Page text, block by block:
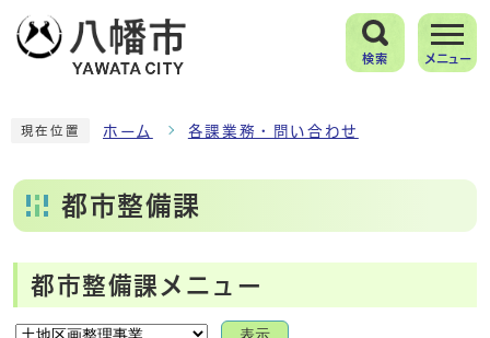
検索 メニュー
現在位置 ホーム 各課業務・問い合わせ
都市整備課
都市整備課メニュー